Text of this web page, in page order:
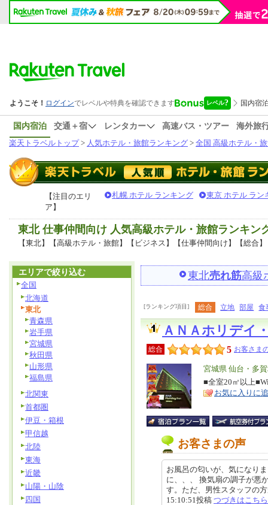
国内宿泊 交通＋宿 レンタカー 高速バス・ツアー
海外旅
楽天トラベルトップ> 人気ホテル・旅館ランキング > 全国 高級ホテル・
【注目のエリ
ア】
札幌 ホテル ランキング 東京 ホテル ラン
東北 仕事仲間向け 人気高級ホテル・旅館ランキン
【東北】【高級ホテル・旅館】【ビジネス】【仕事仲間向け】【総合】
東北売れ筋高級
[ランキング項目] 総合 立地 部屋 食
ＡＮＡホリデ
総合 5 お客さま
エ
リ
ア
宮城県 仙台・多
特
徴
■全室20㎡以上
お気に入りに
お客さまの声
お風呂の匂いが、気になり
に、、、 換気扇の調子が悪
す。ただ、男性スタッフの
15:10:51投稿 つづきはこちら
エリアで絞り込む
全国
北海道
東北
青森県
岩手県
宮城県
秋田県
山形県
福島県
北関東
首都圏
伊豆・箱根
甲信越
北陸
東海
近畿
山陽・山陰
四国